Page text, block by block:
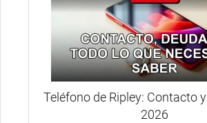
Teléfono de Ripley: Contacto
2026